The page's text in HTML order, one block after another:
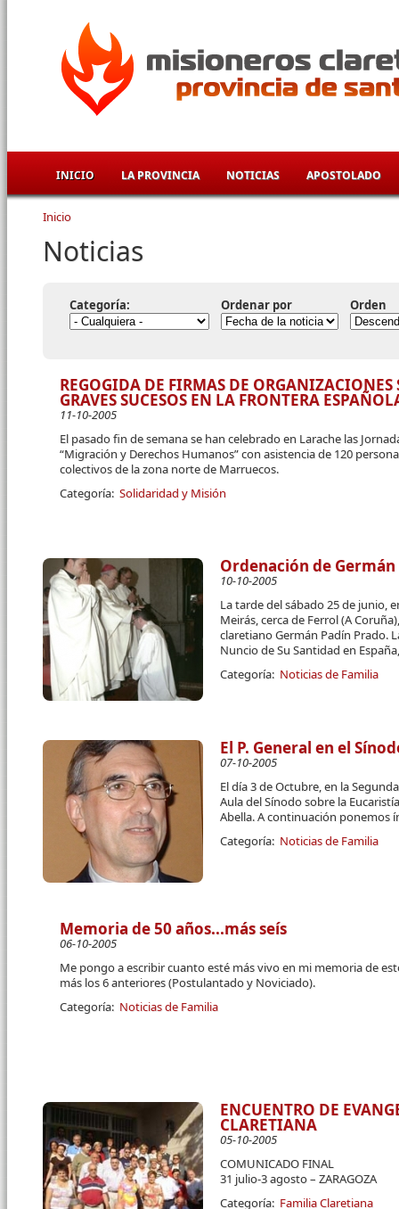
INICIO LA PROVINCIA NOTICIAS APOSTOLADO
Se encuentra usted aquí
Inicio
Noticias
Categoría: Ordenar por Orden
REGOGIDA DE FIRMAS DE ORGANIZACIONES
GRAVES SUCESOS EN LA FRONTERA
11-10-2005
El pasado fin de semana se han celebrado en Larache las
“Migración y Derechos Humanos” con asistencia de 120
colectivos de la zona norte de Marruecos.
Categoría: Solidaridad y Misión
Ordenación de
10-10-2005
La tarde del sábado 25 de junio,
Meirás, cerca de Ferrol (A
claretiano Germán Padín Prado.
Nuncio de Su Santidad en
Categoría: Noticias de Familia
El P. General en el
07-10-2005
El día 3 de Octubre, en la
Aula del Sínodo sobre la
Abella. A continuación ponemos
Categoría: Noticias de Familia
Memoria de 50 años...más seís
06-10-2005
Me pongo a escribir cuanto esté más vivo en mi memoria de
más los 6 anteriores (Postulantado y Noviciado).
Categoría: Noticias de Familia
ENCUENTRO DE
CLARETIANA
05-10-2005
COMUNICADO FINAL
31 julio-3 agosto – ZARAGOZA
Categoría: Familia Claretiana